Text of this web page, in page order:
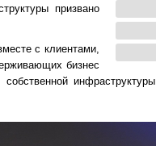
призвано
с клиентами,
бизнес
собственной